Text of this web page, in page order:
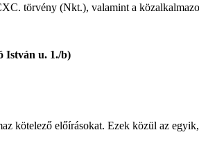
törvény (Nkt.), valamint a
István u. 1./b)
kötelező előírásokat. Ezek közül az